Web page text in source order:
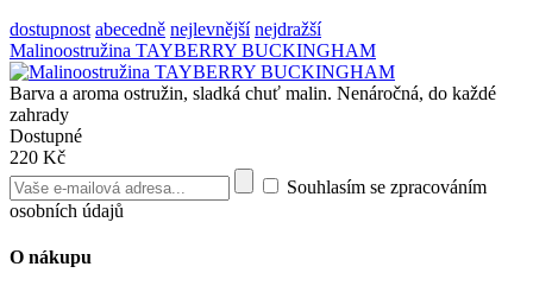
dostupnost abecedně nejlevnější nejdražší
Malinoostružina TAYBERRY BUCKINGHAM
Barva a aroma ostružin, sladká chuť malin. Nenáročná, do každé
zahrady
Dostupné
220 Kč
Souhlasím se zpracováním
osobních údajů
O nákupu